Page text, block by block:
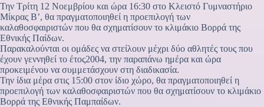
Την Τρίτη 12 Νοεμβρίου και ώρα 16:30 στο Κλειστό Γυμναστήριο
Μίκρας Β’, θα πραγματοποιηθεί η προεπιλογή των
καλαθοσφαιριστών που θα σχηματίσουν το κλιμάκιο Βορρά της
Εθνικής Παίδων.
Παρακαλούνται οι ομάδες να στείλουν μέχρι δύο αθλητές τους που
έχουν γεννηθεί το έτος2004, την παραπάνω ημέρα και ώρα
προκειμένου να συμμετάσχουν στη διαδικασία.
Την ίδια μέρα στις 15:00 στον ίδιο χώρο, θα πραγματοποιηθεί η
προεπιλογή των καλαθοσφαιριστών που θα σχηματίσουν το κλιμάκιο
Βορρά της Εθνικής Παμπαίδων.